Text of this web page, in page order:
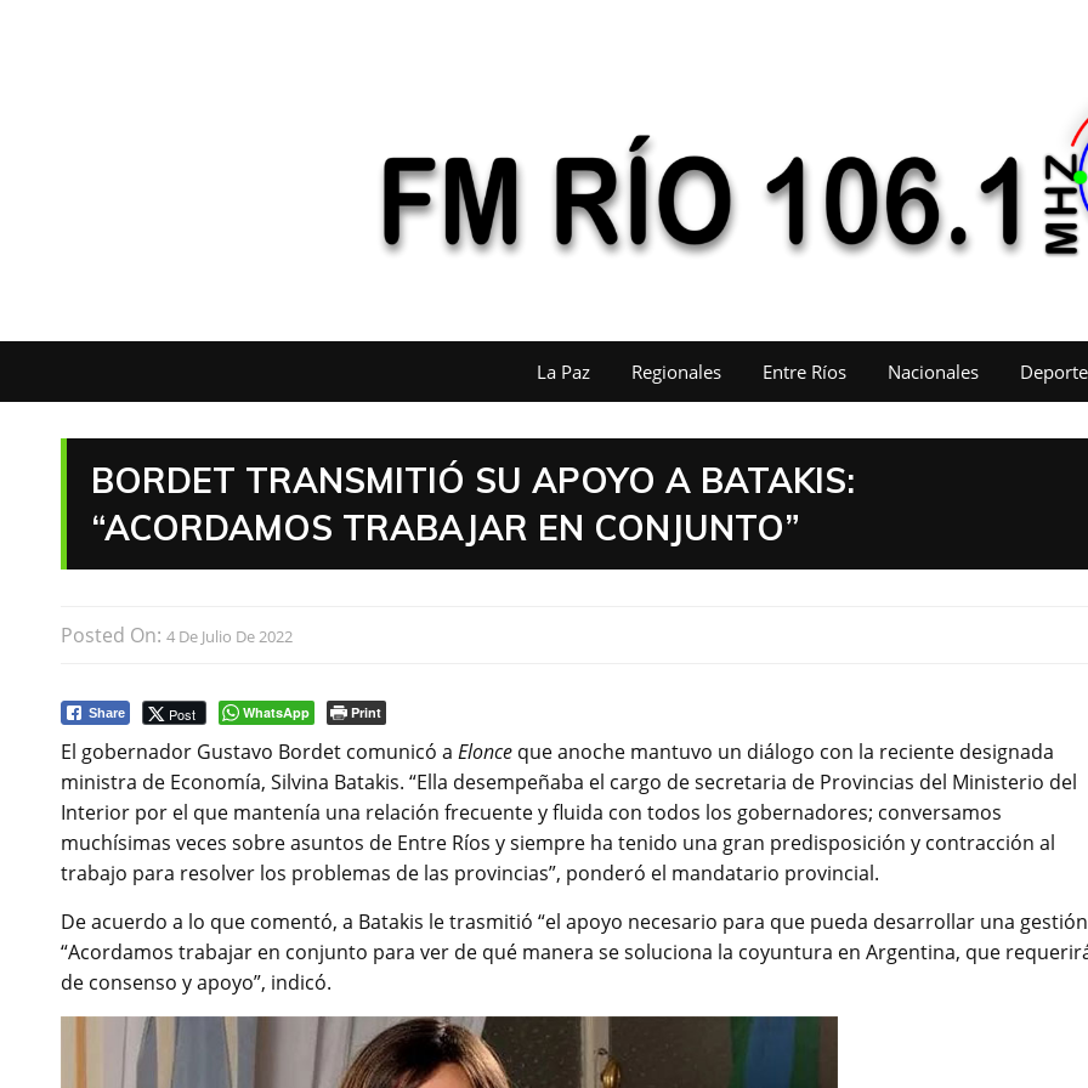
La Paz Regionales Entre Ríos Nacionales
BORDET TRANSMITIÓ SU APOYO A BATAKIS:
“ACORDAMOS TRABAJAR EN CONJUNTO”
Posted On: 4 De Julio De 2022
Share Post WhatsApp Print
El gobernador Gustavo Bordet comunicó a Elonce que anoche mantuvo un diálogo con la reciente designada
ministra de Economía, Silvina Batakis. “Ella desempeñaba el cargo de secretaria de Provincias del Ministerio del
Interior por el que mantenía una relación frecuente y fluida con todos los gobernadores; conversamos
muchísimas veces sobre asuntos de Entre Ríos y siempre ha tenido una gran predisposición y contracción al
trabajo para resolver los problemas de las provincias”, ponderó el mandatario provincial.
De acuerdo a lo que comentó, a Batakis le trasmitió “el apoyo necesario para que pueda desarrollar una
“Acordamos trabajar en conjunto para ver de qué manera se soluciona la coyuntura en Argentina, que
de consenso y apoyo”, indicó.